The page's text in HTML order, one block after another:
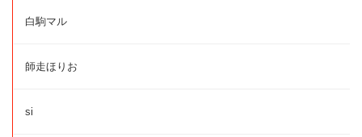
白駒マル
師走ほりお
si